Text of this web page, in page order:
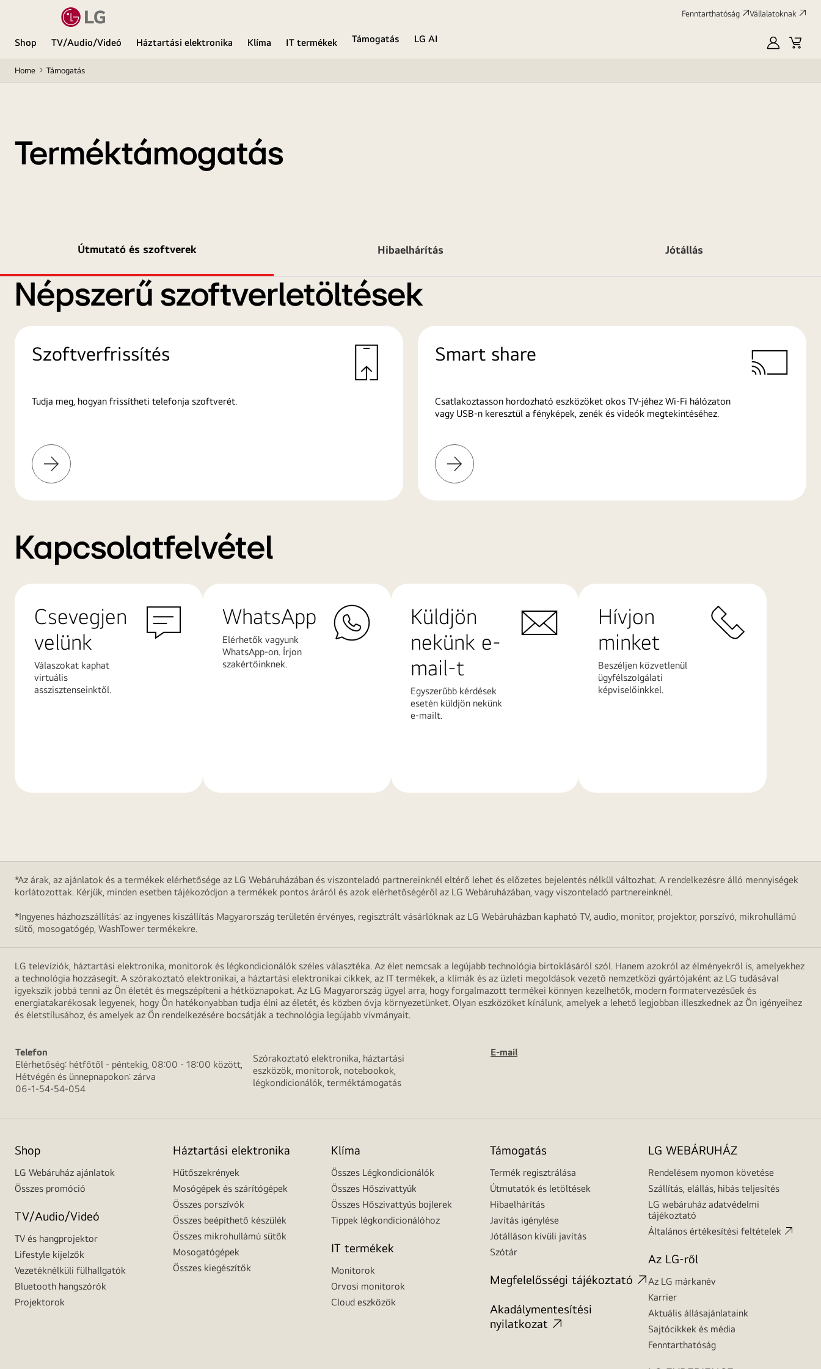
Fenntarthatóság Vállalatoknak
Shop TV/Audio/Videó Háztartási elektronika Klíma IT termékek Támogatás
LG AI
SajátKosár
Home Támogatás
Terméktámogatás
Útmutató és szoftverek Hibaelhárítás Jótállás
Népszerű szoftverletöltések
Szoftverfrissítés
Tudja meg, hogyan frissítheti telefonja szoftverét.
További
információk
Smart share
Csatlakoztasson hordozható eszközöket okos TV-jéhez Wi-Fi hálózaton
vagy USB-n keresztül a fényképek, zenék és videók megtekintéséhez.
További
információk
Kapcsolatfelvétel
Csevegjen
velünk
Válaszokat kaphat
virtuális
asszisztenseinktől.
WhatsApp
Elérhetők vagyunk
WhatsApp-on. Írjon
szakértőinknek.
Küldjön
nekünk e-
mail-t
Egyszerűbb kérdések
esetén küldjön nekünk
e-mailt.
Hívjon
minket
Beszéljen közvetlenül
ügyfélszolgálati
képviselőinkkel.
*Az árak, az ajánlatok és a termékek elérhetősége az LG Webáruházában és viszonteladó partnereinknél eltérő lehet és előzetes bejelentés nélkül változhat. A rendelkezésre álló mennyiségek
korlátozottak. Kérjük, minden esetben tájékozódjon a termékek pontos áráról és azok elérhetőségéről az LG Webáruházában, vagy viszonteladó partnereinknél.
*Ingyenes házhozszállítás: az ingyenes kiszállítás Magyarország területén érvényes, regisztrált vásárlóknak az LG Webáruházban kapható TV, audio, monitor, projektor, porszívó, mikrohullámú
sütő, mosogatógép, WashTower termékekre.
LG televíziók, háztartási elektronika, monitorok és légkondicionálók széles választéka. Az élet nemcsak a legújabb technológia birtoklásáról szól. Hanem azokról az élményekről is, amelyekhez
a technológia hozzásegít. A szórakoztató elektronikai, a háztartási elektronikai cikkek, az IT termékek, a klímák és az üzleti megoldások vezető nemzetközi gyártójaként az LG tudásával
igyekszik jobbá tenni az Ön életét és megszépíteni a hétköznapokat. Az LG Magyarország ügyel arra, hogy forgalmazott termékei könnyen kezelhetők, modern formatervezésűek és
energiatakarékosak legyenek, hogy Ön hatékonyabban tudja élni az életét, és közben óvja környezetünket. Olyan eszközöket kínálunk, amelyek a lehető legjobban illeszkednek az Ön igényeihez
és életstílusához, és amelyek az Ön rendelkezésére bocsátják a technológia legújabb vívmányait.
Telefon
Elérhetőség: hétfőtől - péntekig, 08:00 - 18:00 között,
Hétvégén és ünnepnapokon: zárva
06-1-54-54-054
Szórakoztató elektronika, háztartási
eszközök, monitorok, notebookok,
légkondicionálók, terméktámogatás
E-mail
Shop
LG Webáruház ajánlatok
Összes promóció
TV/Audio/Videó
TV és hangprojektor
Lifestyle kijelzők
Vezetéknélküli fülhallgatók
Bluetooth hangszórók
Projektorok
Háztartási elektronika
Hűtőszekrények
Mosógépek és szárítógépek
Összes porszívók
Összes beépíthető készülék
Összes mikrohullámú sütők
Mosogatógépek
Összes kiegészítők
Klíma
Összes Légkondicionálók
Összes Hőszivattyúk
Összes Hőszivattyús bojlerek
Tippek légkondicionálóhoz
IT termékek
Monitorok
Orvosi monitorok
Cloud eszközök
Támogatás
Termék regisztrálása
Útmutatók és letöltések
Hibaelhárítás
Javítás igénylése
Jótálláson kívüli javítás
Szótár
Megfelelősségi tájékoztató
Akadálymentesítési
nyilatkozat
LG WEBÁRUHÁZ
Rendelésem nyomon követése
Szállítás, elállás, hibás teljesítés
LG webáruház adatvédelmi
tájékoztató
Általános értékesítési feltételek
Az LG-ről
Az LG márkanév
Karrier
Aktuális állásajánlataink
Sajtócikkek és média
Fenntarthatóság